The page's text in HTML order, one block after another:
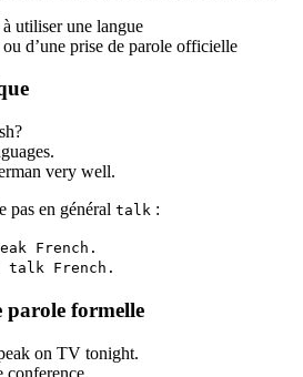
utiliser une langue
d’une prise de parole officielle
very well.
pas en général talk :
French.
talk French.
parole formelle
on TV tonight.
conference.